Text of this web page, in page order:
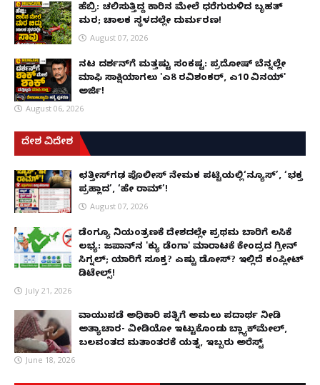
ಹೆಬ್ರಿ: ಚಲಿಸುತ್ತಿದ್ದ ಕಾರಿನ ಮೇಲೆ ಧರೆಗುರುಳಿದ ಬೃಹತ್
ಮರ; ಚಾಲಕ ಸ್ಥಳದಲ್ಲೇ ದುರ್ಮರಣ!
August 07, 2026
ನಟ ದರ್ಶನ್‌ಗೆ ಮತ್ತಷ್ಟು ಸಂಕಷ್ಟ: ಪ್ರದೋಷ್ ಬೆನ್ನಲ್ಲೇ
ಮಾಫಿ ಸಾಕ್ಷಿಯಾಗಲು 'ಎ8 ರವಿಶಂಕರ್, ಎ10 ವಿನಯ್'
ಅರ್ಜಿ!
August 06, 2026
ದೇಶ ವಿದೇಶ
ಛತ್ತೀಸ್‌ಗಢ ಪೊಲೀಸ್ ನೇಮಕ ಪಟ್ಟಿಯಲ್ಲಿ‘ನ್ಯೂಸ್’, ‘ಭಕ್ತ
ಪ್ರಹ್ಲಾದ’, ‘ಹೇ ರಾಮ್’!
August 07, 2026
ಡೆಂಗ್ಯೂ ನಿಯಂತ್ರಣಕ್ಕೆ ದೇಶದಲ್ಲೇ ಪ್ರಥಮ ಬಾರಿಗೆ ಲಸಿಕೆ
ಲಭ್ಯ: ಜಪಾನ್‌ನ 'ಕ್ಯು ಡೆಂಗಾ' ಮಾರಾಟಕ್ಕೆ ಕೇಂದ್ರದ ಗ್ರೀನ್
ಸಿಗ್ನಲ್; ಯಾರಿಗೆ ಸೂಕ್ತ? ಎಷ್ಟು ಡೋಸ್? ಇಲ್ಲಿದೆ ಕಂಪ್ಲೀಟ್
ಡಿಟೇಲ್ಸ್!
July 21, 2026
ವಾಯುಪಡೆ ಅಧಿಕಾರಿ ಪತ್ನಿಗೆ ಅಮಲು ಪದಾರ್ಥ ನೀಡಿ
ಅತ್ಯಾಚಾರ- ವೀಡಿಯೋ ಇಟ್ಟುಕೊಂಡು ಬ್ಲ್ಯಾಕ್‌ಮೇಲ್,
ಬಲವಂತದ ಮತಾಂತರಕ್ಕೆ ಯತ್ನ, ಇಬ್ಬರು ಅರೆಸ್ಟ್
June 18, 2026